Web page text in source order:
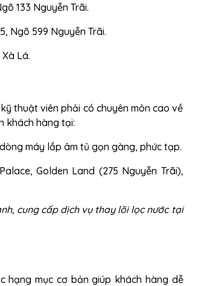
133 Nguyễn Trãi.
Ngõ 599 Nguyễn Trãi.
Lá.
thuật viên phải có chuyên môn cao về
khách hàng tại:
máy lắp âm tủ gọn gàng, phức tạp.
Golden Land (275 Nguyễn Trãi),
cung cấp dịch vụ thay lõi lọc nước tại
hạng mục cơ bản giúp khách hàng dễ